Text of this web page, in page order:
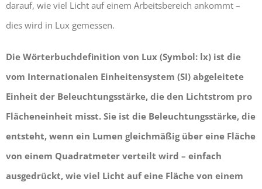
darauf, wie viel Licht auf einem Arbeitsbereich ankommt –
dies wird in Lux gemessen.
Die Wörterbuchdefinition von Lux (Symbol: lx) ist die
vom Internationalen Einheitensystem (SI) abgeleitete
Einheit der Beleuchtungsstärke, die den Lichtstrom pro
Flächeneinheit misst. Sie ist die Beleuchtungsstärke, die
entsteht, wenn ein Lumen gleichmäßig über eine Fläche
von einem Quadratmeter verteilt wird – einfach
ausgedrückt, wie viel Licht auf eine Fläche von einem